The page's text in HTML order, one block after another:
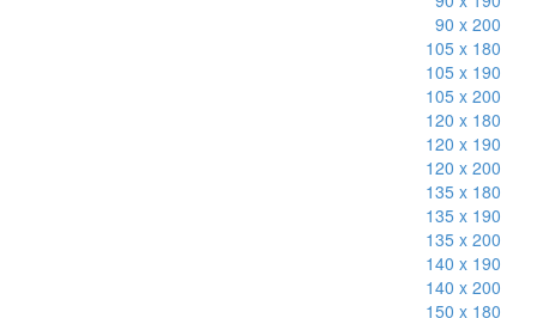
90 x 200
105 x 180
105 x 190
105 x 200
120 x 180
120 x 190
120 x 200
135 x 180
135 x 190
135 x 200
140 x 190
140 x 200
150 x 180